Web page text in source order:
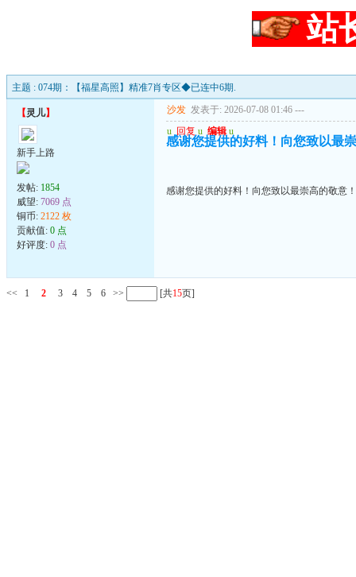
站
主题 : 074期：【福星高照】精准7肖专区◆已连中6期.
【灵儿】
新手上路
发帖: 1854
威望: 7069 点
铜币: 2122 枚
贡献值: 0 点
好评度: 0 点
沙发 发表于: 2026-07-08 01:46 ---
u 回复 u 编辑 u
感谢您提供的好料！向您致以最
感谢您提供的好料！向您致以最崇高的敬意
<< 1 2 3 4 5 6 >> [共15页]